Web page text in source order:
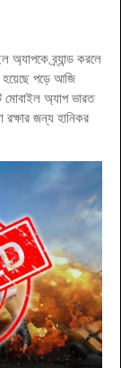
ব্র্যান্ড করলে
হয়েছে পড়ে আজি
মোবাইল অ্যাপ ভারত
রক্ষার জন্য হানিকর